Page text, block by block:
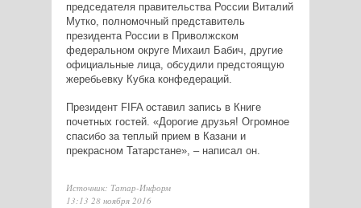
председателя правительства России Виталий
Мутко, полномочный представитель
президента России в Приволжском
федеральном округе Михаил Бабич, другие
официальные лица, обсудили предстоящую
жеребьевку Кубка конфедераций.
Президент FIFA оставил запись в Книге
почетных гостей. «Дорогие друзья! Огромное
спасибо за теплый прием в Казани и
прекрасном Татарстане», – написал он.
Источник: Татар-Информ
13:13 28 ноября 2016